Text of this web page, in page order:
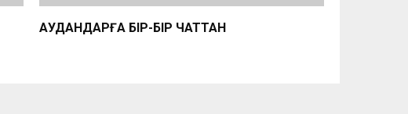
АУДАНДАРҒА БІР-БІР ЧАТТАН